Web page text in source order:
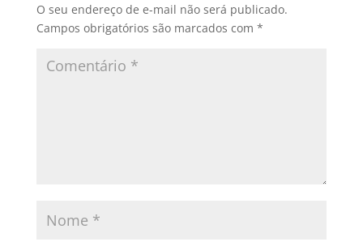
O seu endereço de e-mail não será publicado.
Campos obrigatórios são marcados com *